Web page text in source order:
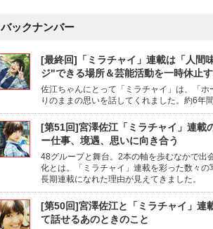
バックナンバー
[最終回]「ミラチャイ」連載は「人間
ジ"できる場所＆芸能活動を一時休止
佐江ちゃんにとって「ミラチャイ」は、「
りのままの思いを話してくれました。約6年
[第51回]宮澤佐江「ミラチャイ」連載
ー仕事、境遇、思いに向き合う
48グループと舞台。2本の軸を歩むなかで出
化とは。「ミラチャイ」連載を彩った数々
長期連載になれた理由が見えてきました。
[第50回]宮澤佐江と「ミラチャイ」連
て話せるあのときのこと